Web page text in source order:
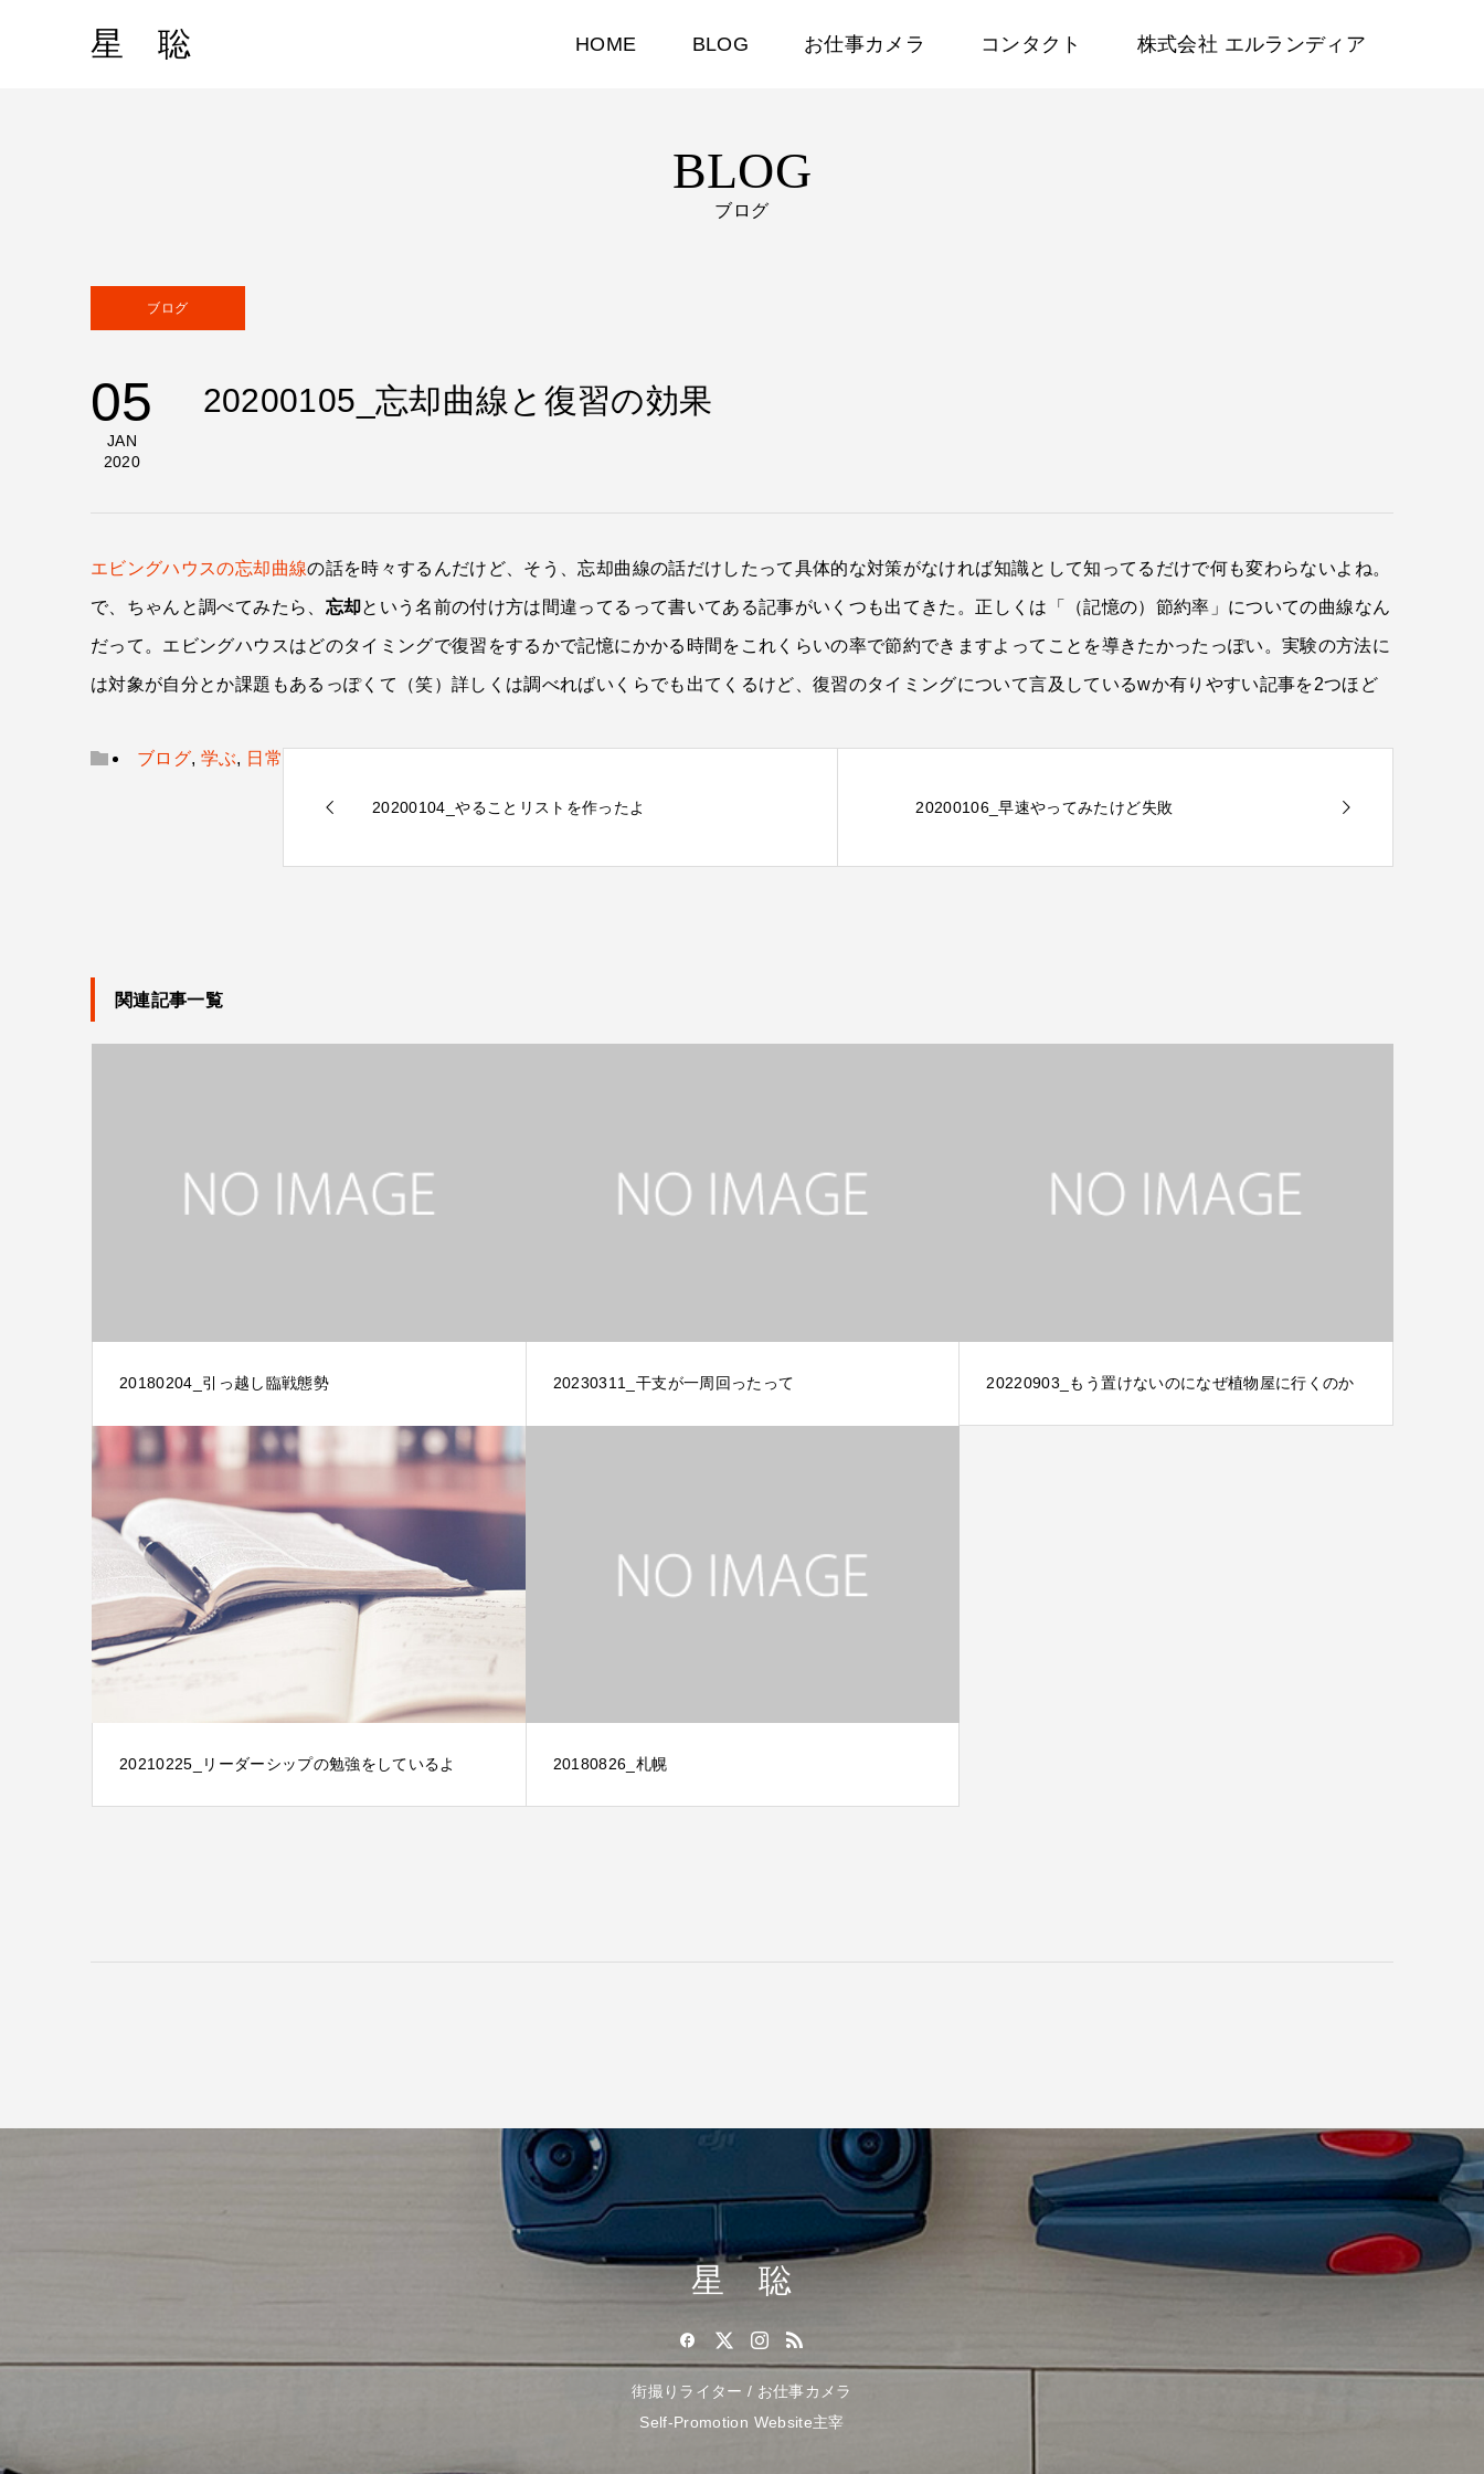
星 聡 HOME BLOG お仕事カメラ コンタクト 株式会社 エルランディア
BLOG
ブログ
ブログ
05
JAN
2020
20200105_忘却曲線と復習の効果
エビングハウスの忘却曲線の話を時々するんだけど、そう、忘却曲線の話だけしたって具体的な対策がなければ知識として知ってるだけで何も変わらないよね。
で、ちゃんと調べてみたら、 忘却という名前の付け方は間違ってるって書いてある記事がいくつも出てきた。正しくは「（記憶の）節約率」についての曲線なん
だって。エビングハウスはどのタイミングで復習をするかで記憶にかかる時間をこれくらいの率で節約できますよってことを導きたかったっぽい。実験の方法に
は対象が自分とか課題もあるっぽくて（笑）詳しくは調べればいくらでも出てくるけど、復習のタイミングについて言及しているwか有りやすい記事を2つほど
ブログ, 学ぶ, 日常
20200104_やることリストを作ったよ 20200106_早速やってみたけど失敗
関連記事一覧
20180204_引っ越し臨戦態勢 20230311_干支が一周回ったって 20220903_もう置けないのになぜ植物屋に行くのか
20210225_リーダーシップの勉強をしているよ 20180826_札幌
星 聡
街撮りライター / お仕事カメラ
Self-Promotion Website主宰